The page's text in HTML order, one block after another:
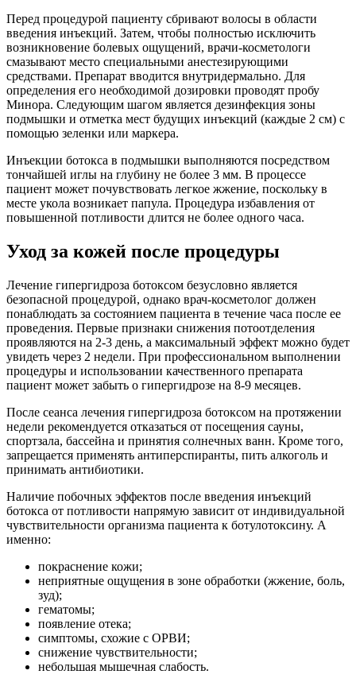
Перед процедурой пациенту сбривают волосы в области
введения инъекций. Затем, чтобы полностью исключить
возникновение болевых ощущений, врачи-косметологи
смазывают место специальными анестезирующими
средствами. Препарат вводится внутридермально. Для
определения его необходимой дозировки проводят пробу
Минора. Следующим шагом является дезинфекция зоны
подмышки и отметка мест будущих инъекций (каждые 2 см) с
помощью зеленки или маркера.
Инъекции ботокса в подмышки выполняются посредством
тончайшей иглы на глубину не более 3 мм. В процессе
пациент может почувствовать легкое жжение, поскольку в
месте укола возникает папула. Процедура избавления от
повышенной потливости длится не более одного часа.
Уход за кожей после процедуры
Лечение гипергидроза ботоксом безусловно является
безопасной процедурой, однако врач-косметолог должен
понаблюдать за состоянием пациента в течение часа после ее
проведения. Первые признаки снижения потоотделения
проявляются на 2-3 день, а максимальный эффект можно будет
увидеть через 2 недели. При профессиональном выполнении
процедуры и использовании качественного препарата
пациент может забыть о гипергидрозе на 8-9 месяцев.
После сеанса лечения гипергидроза ботоксом на протяжении
недели рекомендуется отказаться от посещения сауны,
спортзала, бассейна и принятия солнечных ванн. Кроме того,
запрещается применять антиперспиранты, пить алкоголь и
принимать антибиотики.
Наличие побочных эффектов после введения инъекций
ботокса от потливости напрямую зависит от индивидуальной
чувствительности организма пациента к ботулотоксину. А
именно:
покраснение кожи;
неприятные ощущения в зоне обработки (жжение, боль,
зуд);
гематомы;
появление отека;
симптомы, схожие с ОРВИ;
снижение чувствительности;
небольшая мышечная слабость.